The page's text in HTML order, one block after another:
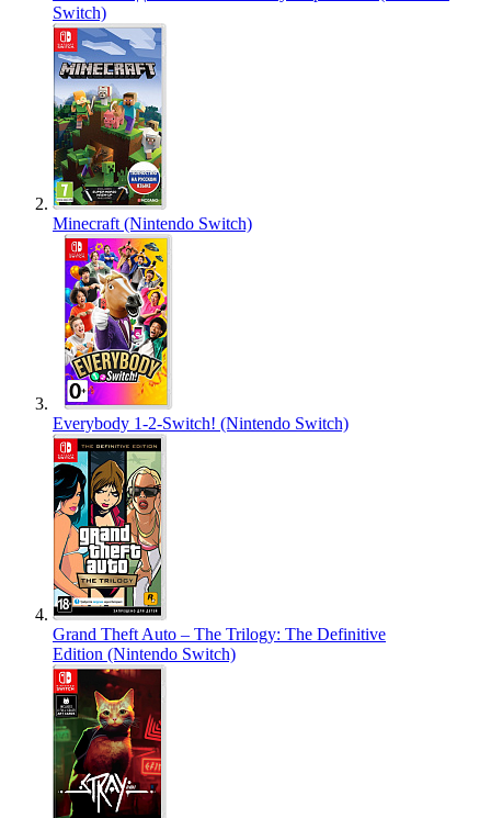
Switch)
Minecraft (Nintendo Switch)
Everybody 1-2-Switch! (Nintendo Switch)
Grand Theft Auto – The Trilogy: The Definitive
Edition (Nintendo Switch)